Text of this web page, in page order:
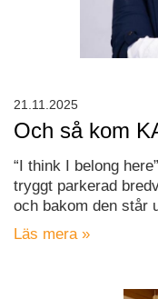
Och så kom
“I think I belong
tryggt parkerad
och bakom den står
Läs mera »
21.11.2025